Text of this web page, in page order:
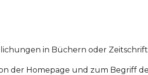
in Büchern oder
der Homepage und zum Begriff